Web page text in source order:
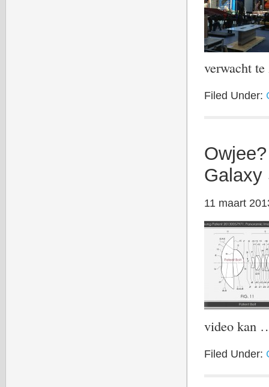
verwacht
Filed Under:
Galaxy
11 maart
video kan
Filed Under: